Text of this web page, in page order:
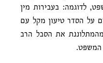
לדוגמה: בעבירות מין
על הסדר טיעון מקל עם
את הסבל הרב
המשפט.